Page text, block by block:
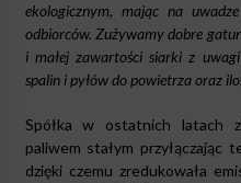
ekologicznym, mając na
odbiorców. Zużywamy dobre
i małej zawartości siarki z
spalin i pyłów do powietrza oraz
Spółka w ostatnich latach
paliwem stałym przyłączając
dzięki czemu zredukowała